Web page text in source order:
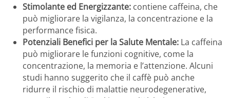
Stimolante ed Energizzante: contiene caffeina, che
può migliorare la vigilanza, la concentrazione e la
performance fisica.
Potenziali Benefici per la Salute Mentale: La caffeina
può migliorare le funzioni cognitive, come la
concentrazione, la memoria e l’attenzione. Alcuni
studi hanno suggerito che il caffè può anche
ridurre il rischio di malattie neurodegenerative,